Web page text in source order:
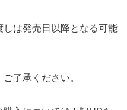
は発売日以降となる可能
了承ください。